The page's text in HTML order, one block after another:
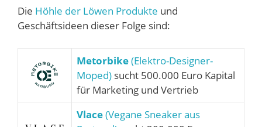
Die Höhle der Löwen Produkte und
Geschäftsideen dieser Folge sind:
Metorbike(Elektro-Designer-
Moped) sucht 500.000 Euro Kapital
für Marketing und Vertrieb
Vlace(Vegane Sneaker aus